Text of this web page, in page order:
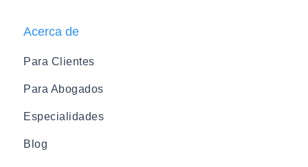
Acerca de
Para Clientes
Para Abogados
Especialidades
Blog